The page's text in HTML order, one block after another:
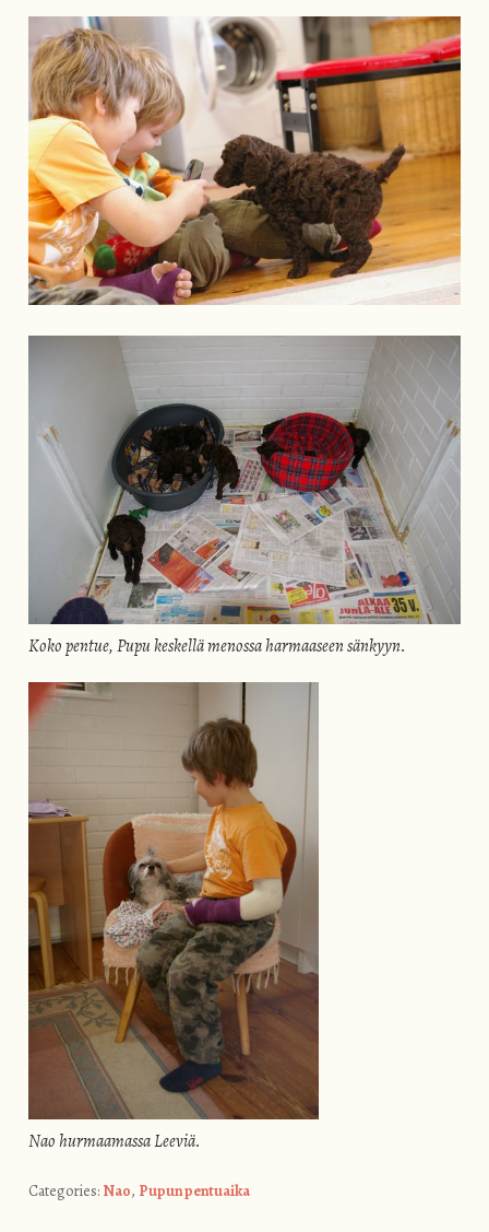
Koko pentue, Pupu keskellä menossa harmaaseen sänkyyn.
Nao hurmaamassa Leeviä.
Categories: Nao, Pupun pentuaika